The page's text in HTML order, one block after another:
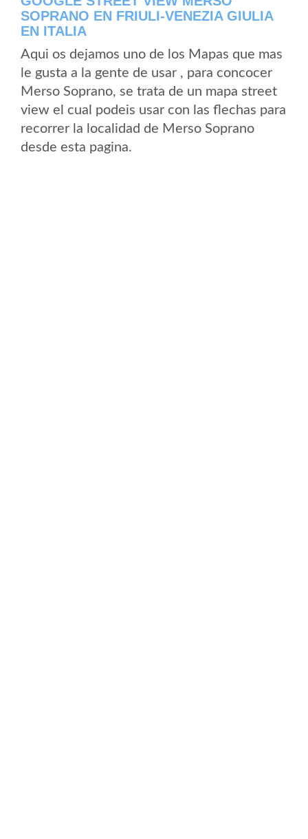
SOPRANO EN FRIULI-VENEZIA GIULIA
EN ITALIA
Aqui os dejamos uno de los Mapas que mas
le gusta a la gente de usar , para concocer
Merso Soprano, se trata de un mapa street
view el cual podeis usar con las flechas para
recorrer la localidad de Merso Soprano
desde esta pagina.